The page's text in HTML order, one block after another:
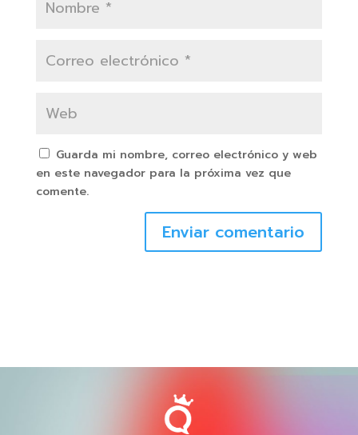
Guarda mi nombre, correo electrónico y web
en este navegador para la próxima vez que
comente.
Enviar comentario